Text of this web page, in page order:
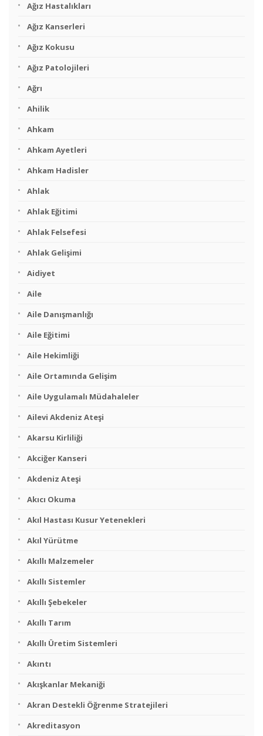
Ağız Hastalıkları
Ağız Kanserleri
Ağız Kokusu
Ağız Patolojileri
Ağrı
Ahilik
Ahkam
Ahkam Ayetleri
Ahkam Hadisler
Ahlak
Ahlak Eğitimi
Ahlak Felsefesi
Ahlak Gelişimi
Aidiyet
Aile
Aile Danışmanlığı
Aile Eğitimi
Aile Hekimliği
Aile Ortamında Gelişim
Aile Uygulamalı Müdahaleler
Ailevi Akdeniz Ateşi
Akarsu Kirliliği
Akciğer Kanseri
Akdeniz Ateşi
Akıcı Okuma
Akıl Hastası Kusur Yetenekleri
Akıl Yürütme
Akıllı Malzemeler
Akıllı Sistemler
Akıllı Şebekeler
Akıllı Tarım
Akıllı Üretim Sistemleri
Akıntı
Akışkanlar Mekaniği
Akran Destekli Öğrenme Stratejileri
Akreditasyon